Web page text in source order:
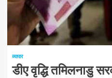
1 न्यूनतम पढ़ा
व्यापार
डीए वृद्धि तमिलनाडु